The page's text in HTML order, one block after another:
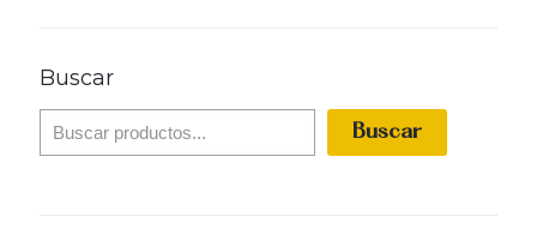
Buscar
Buscar